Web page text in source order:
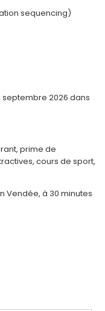
sequencing)
septembre 2026 dans
prime de
cours de sport,
Vendée, à 30 minutes